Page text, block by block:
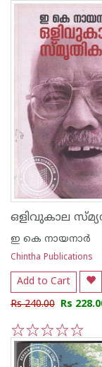
5
4
3
2
1
ഒളിവുകാല
ഇ കെ നായനാര്‍
Chintha Publications
Add to Cart
Rs 240.00 Rs
5
4
3
2
1